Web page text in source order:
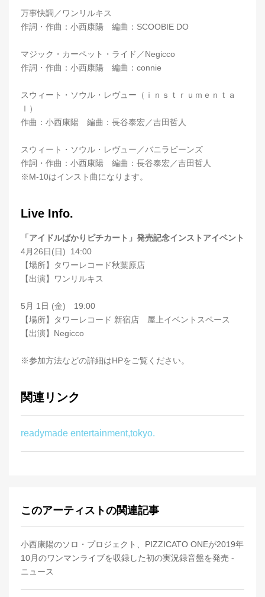
万事快調／ワンリルキス
作詞・作曲：小西康陽 編曲：SCOOBIE DO
マジック・カーペット・ライド／Negicco
作詞・作曲：小西康陽 編曲：connie
スウィート・ソウル・レヴュー（ｉｎｓｔｒｕｍｅｎｔａ
ｌ）
作曲：小西康陽 編曲：長谷泰宏／吉田哲人
スウィート・ソウル・レヴュー／バニラビーンズ
作詞・作曲：小西康陽 編曲：長谷泰宏／吉田哲人
※M-10はインスト曲になります。
Live Info.
「アイドルばかりピチカート」発売記念インストアイベント
4月26日(日) 14:00
【場所】タワーレコード秋葉原店
【出演】ワンリルキス
5月 1日 (金) 19:00
【場所】タワーレコード 新宿店 屋上イベントスペース
【出演】Negicco
※参加方法などの詳細はHPをご覧ください。
関連リンク
readymade entertainment,tokyo.
このアーティストの関連記事
小西康陽のソロ・プロジェクト、PIZZICATO ONEが2019年
10月のワンマンライブを収録した初の実況録音盤を発売 -
ニュース